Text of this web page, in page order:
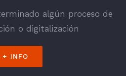
algún proceso de
o digitalización
+ INFO